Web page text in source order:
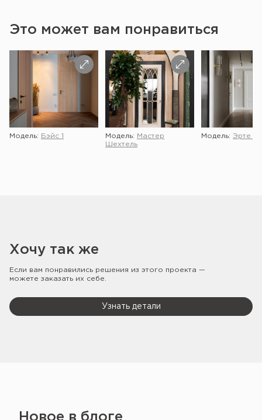
Это может вам понравиться
Модель: Бэйс 1 Модель:
Мастер
Шехтель
Модель: Эрте 2
Хочу так же
Если вам понравились решения из этого проекта —
можете заказать их себе.
Узнать детали
Новое в блоге